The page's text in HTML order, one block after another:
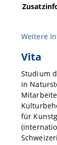
Weitere
Vita
Studium
in
für